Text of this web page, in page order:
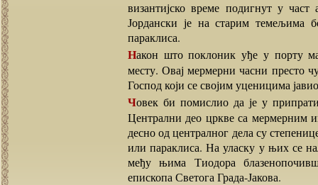
византијско време подигнут у
Јордански је на старим темељима
параклиса.
Након што поклоник уђе у порту манастира, ненадано се нађе на његовом најсветијем
месту. Овај мермерни часни престо
Господ који се својим уценицима
Човек би помислио да је у припрати храма, али је уствари у његовом најсветијем делу.
Централни део цркве са мермерним
десно од централног дела су
или параклиса. На уласку у њих се
међу њима Тиодора
епископа Светога Града-Јакова.